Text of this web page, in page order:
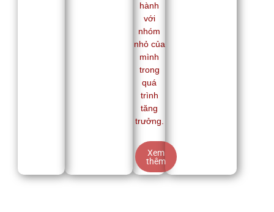
hành
với
nhóm
nhỏ của
mình
trong
quá
trình
tăng
trưởng.
Xem
thêm